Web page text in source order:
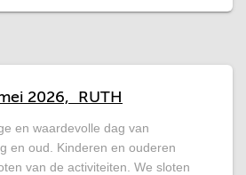
2026, RUTH
en waardevolle dag van
en oud. Kinderen en ouderen
van de activiteiten. We sloten